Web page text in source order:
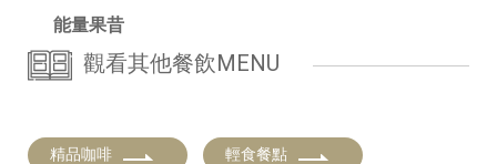
能量果昔
觀看其他餐飲MENU
精品咖啡 輕食餐點